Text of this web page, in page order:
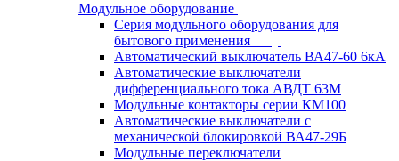
Модульное оборудование
Серия модульного оборудования для
бытового применения
Автоматический выключатель ВА47-60 6кА
Автоматические выключатели
дифференциального тока АВДТ 63М
Модульные контакторы серии КМ100
Автоматические выключатели с
механической блокировкой ВА47-29Б
Модульные переключатели